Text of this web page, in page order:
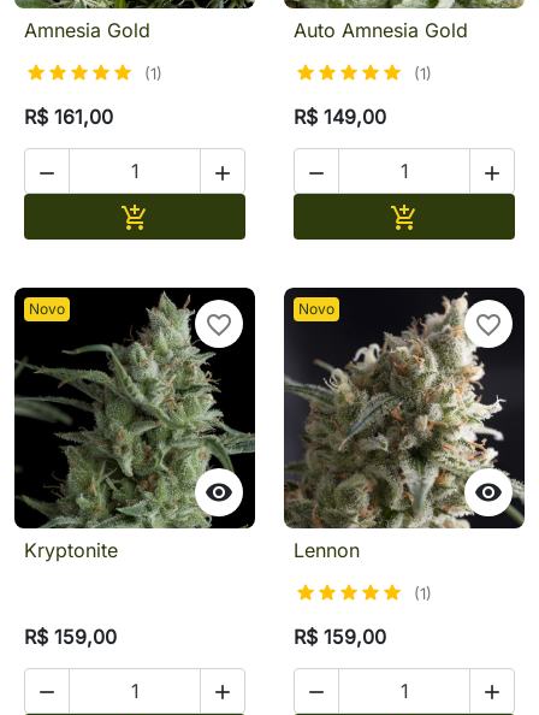
Amnesia Gold
(1)
R$ 161,00
 

Auto Amnesia Gold
(1)
R$ 149,00
 

Novo

favorite_border
Kryptonite
R$ 159,00
 
Novo

favorite_border
Lennon
(1)
R$ 159,00
 